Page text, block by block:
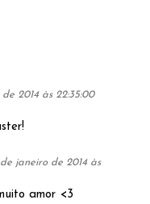
2014 às 22:35:00
janeiro de 2014 às
amor <3